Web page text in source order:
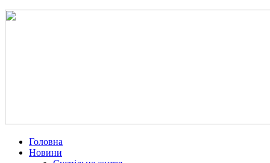
Головна
Новини